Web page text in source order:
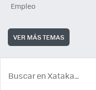
Empleo
VER MÁS TEMAS